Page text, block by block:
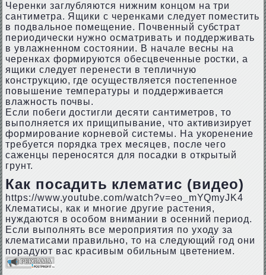
Черенки заглубляются нижним концом на три
сантиметра. Ящики с черенками следует поместить
в подвальное помещение. Почвенный субстрат
периодически нужно осматривать и поддерживать
в увлажненном состоянии. В начале весны на
черенках формируются обесцвеченные ростки, а
ящики следует перенести в тепличную
конструкцию, где осуществляется постепенное
повышение температуры и поддерживается
влажность почвы.
Если побеги достигли десяти сантиметров, то
выполняется их прищипывание, что активизирует
формирование корневой системы. На укоренение
требуется порядка трех месяцев, после чего
саженцы переносятся для посадки в открытый
грунт.
Как посадить клематис (видео)
https://www.youtube.com/watch?v=eo_mYQmyJK4
Клематисы, как и многие другие растения,
нуждаются в особом внимании в осенний период.
Если выполнять все мероприятия по уходу за
клематисами правильно, то на следующий год они
порадуют вас красивым обильным цветением.